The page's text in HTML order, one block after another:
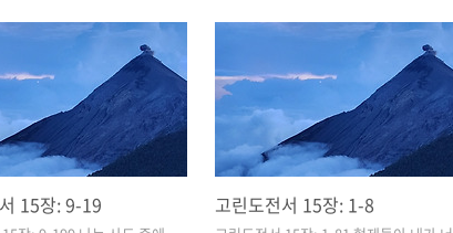
15장: 9-19 고린도전서 15장: 1-8